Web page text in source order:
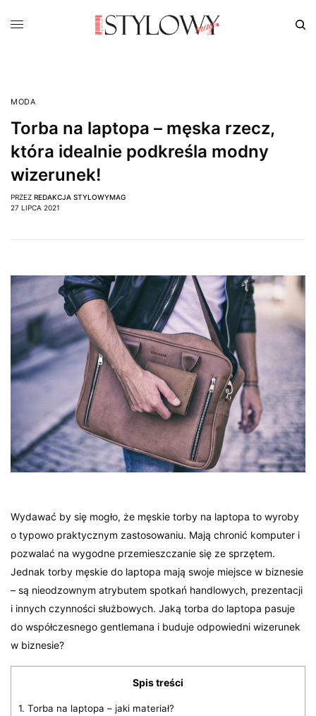
MODA
Torba na laptopa – męska rzecz,
która idealnie podkreśla modny
wizerunek!
PRZEZ REDAKCJA STYLOWYMAG
27 LIPCA 2021
Wydawać by się mogło, że męskie torby na laptopa to wyroby
o typowo praktycznym zastosowaniu. Mają chronić komputer i
pozwalać na wygodne przemieszczanie się ze sprzętem.
Jednak torby męskie do laptopa mają swoje miejsce w biznesie
– są nieodzownym atrybutem spotkań handlowych, prezentacji
i innych czynności służbowych. Jaką torba do laptopa pasuje
do współczesnego gentlemana i buduje odpowiedni wizerunek
w biznesie?
Spis treści
1. Torba na laptopa – jaki materiał?